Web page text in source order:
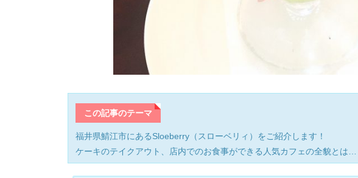
この記事のテーマ
福井県鯖江市にあるSloeberry（スローベリィ）をご紹介します！
ケーキのテイクアウト、店内でのお食事ができる人気カフェの全貌とは…